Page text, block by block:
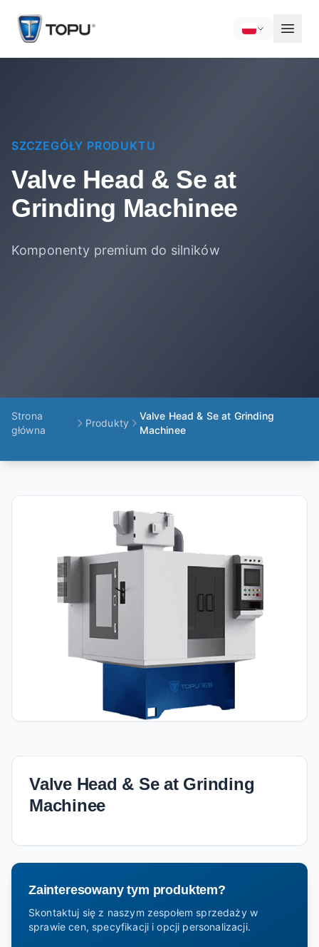
SZCZEGÓŁY PRODUKTU
Valve Head & Se at
Grinding Machinee
Komponenty premium do silników
Strona
główna
Produkty
Valve Head & Se at Grinding
Machinee
Valve Head & Se at Grinding
Machinee
Zainteresowany tym produktem?
Skontaktuj się z naszym zespołem sprzedaży w
sprawie cen, specyfikacji i opcji personalizacji.